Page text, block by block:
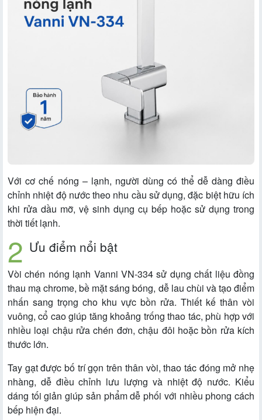
Với cơ chế nóng – lạnh, người dùng có thể dễ dàng điều
chỉnh nhiệt độ nước theo nhu cầu sử dụng, đặc biệt hữu ích
khi rửa dầu mỡ, vệ sinh dụng cụ bếp hoặc sử dụng trong
thời tiết lạnh.
Ưu điểm nổi bật
Vòi chén nóng lạnh Vanni VN-334 sử dụng chất liệu đồng
thau mạ chrome, bề mặt sáng bóng, dễ lau chùi và tạo điểm
nhấn sang trọng cho khu vực bồn rửa. Thiết kế thân vòi
vuông, cổ cao giúp tăng khoảng trống thao tác, phù hợp với
nhiều loại chậu rửa chén đơn, chậu đôi hoặc bồn rửa kích
thước lớn.
Tay gạt được bố trí gọn trên thân vòi, thao tác đóng mở nhẹ
nhàng, dễ điều chỉnh lưu lượng và nhiệt độ nước. Kiểu
dáng tối giản giúp sản phẩm dễ phối với nhiều phong cách
bếp hiện đại.